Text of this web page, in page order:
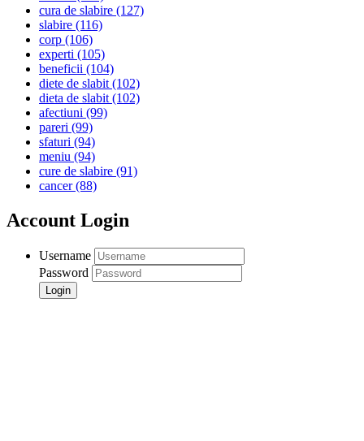
cura de slabire (127)
slabire (116)
corp (106)
experti (105)
beneficii (104)
diete de slabit(102)
dieta de slabit(102)
afectiuni (99)
pareri (99)
sfaturi (94)
meniu (94)
cure de slabire (91)
cancer(88)
Account Login
Username
Password